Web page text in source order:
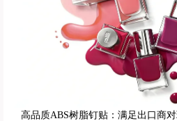
高品质ABS树脂钉贴：满足出口商